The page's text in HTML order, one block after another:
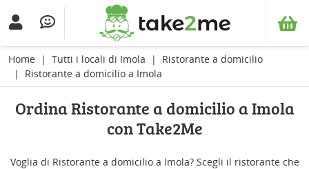
Home Tutti i locali di Imola
Ristorante a domicilio
Ristorante a domicilio a Imola
Ordina Ristorante a domicilio a Imola
con Take2Me
Voglia di Ristorante a domicilio a Imola? Scegli il ristorante che